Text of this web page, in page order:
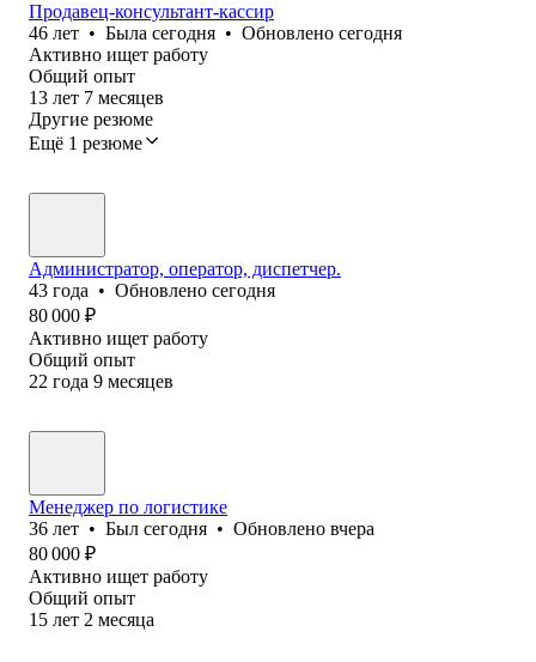
Продавец-консультант-кассир
46 лет • Была сегодня • Обновлено сегодня
Активно ищет работу
Общий опыт
13 лет 7 месяцев
Другие резюме
Ещё 1 резюме
Администратор, оператор, диспетчер.
43 года • Обновлено сегодня
80 000 ₽
Активно ищет работу
Общий опыт
22 года 9 месяцев
Менеджер по логистике
36 лет • Был сегодня • Обновлено вчера
80 000 ₽
Активно ищет работу
Общий опыт
15 лет 2 месяца